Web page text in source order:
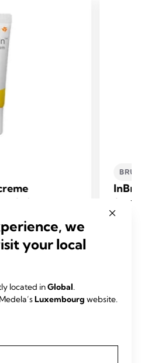
dank
für schnelle
Brustwarzen
Aus
stars.
we
your local
located inGlobal.
Luxembourg website.